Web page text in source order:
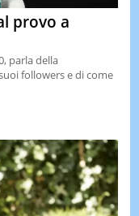
provo a
parla della
followers e di come